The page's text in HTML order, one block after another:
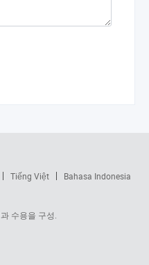
Tiếng Việt Bahasa Indonesia
수용을 구성.